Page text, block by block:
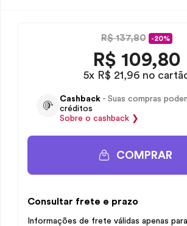
R$ 137,80 -20%
R$ 109,80
5x R$ 21,96 no
Cashback - Suas compras
créditos
Sobre o cashback ❯
COMPRAR
Consultar frete e prazo
Informações de frete válidas apenas